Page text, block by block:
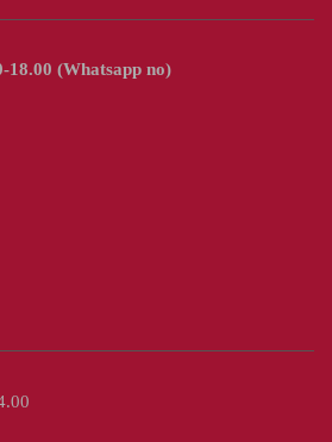
18.00 (Whatsapp no)